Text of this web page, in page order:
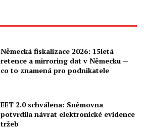
Německá fiskalizace 2026: 15letá
retence a mirroring dat v Německu —
co to znamená pro podnikatele
EET 2.0 schválena: Sněmovna
potvrdila návrat elektronické evidence
tržeb